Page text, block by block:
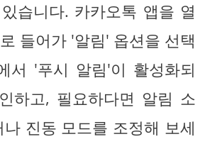
습니다. 카카오톡 앱을 열
들어가 '알림' 옵션을 선택
서 '푸시 알림'이 활성화되
하고, 필요하다면 알림 소
진동 모드를 조정해 보세